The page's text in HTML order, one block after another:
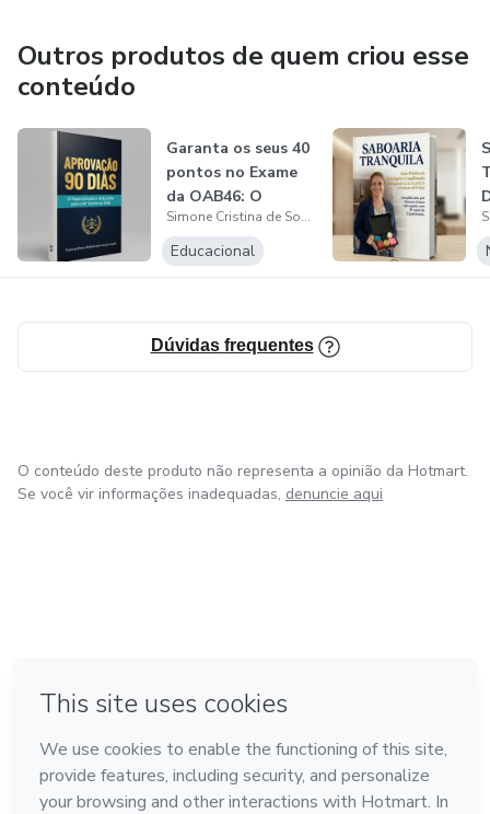
Unindo o rigor da lei à sensibilidade do artesanato, entrego
o conhecimento que você precisa para fazer seus rótulos;
saber como se comportar diante de uma fiscalização e
evitar termos inadequados para os cosméticos.
Este material possui caráter educativo e informativo, não
substituindo a consulta jurídica individualizada.
Outros produtos de quem criou esse
conteúdo
Garanta os seus 40
pontos no Exame
da OAB46: O
Cronograma Es... Simone Cristina de Souza
Educacional
Dúvidas frequentes
O conteúdo deste produto não representa a opinião da Hotmart.
Se você vir informações inadequadas, denuncie aqui
Feito com ❤ em Bogotá